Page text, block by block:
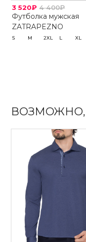
3 520₽ 4 400₽
Футболка мужская
ZATRAPEZNO
S M 2XL L XL